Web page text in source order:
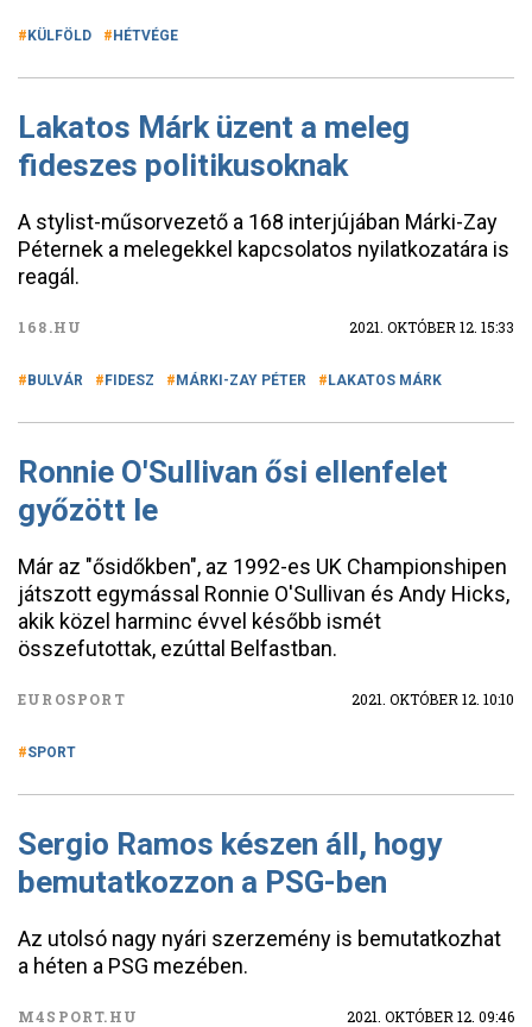
KÜLFÖLD HÉTVÉGE
Lakatos Márk üzent a meleg
fideszes politikusoknak
A stylist-műsorvezető a 168 interjújában Márki-Zay
Péternek a melegekkel kapcsolatos nyilatkozatára is
reagál.
168.HU 2021. OKTÓBER 12. 15:33
BULVÁR FIDESZ MÁRKI-ZAY PÉTER LAKATOS MÁRK
Ronnie O'Sullivan ősi ellenfelet
győzött le
Már az "ősidőkben", az 1992-es UK Championshipen
játszott egymással Ronnie O'Sullivan és Andy Hicks,
akik közel harminc évvel később ismét
összefutottak, ezúttal Belfastban.
EUROSPORT 2021. OKTÓBER 12. 10:10
SPORT
Sergio Ramos készen áll, hogy
bemutatkozzon a PSG-ben
Az utolsó nagy nyári szerzemény is bemutatkozhat
a héten a PSG mezében.
M4SPORT.HU 2021. OKTÓBER 12. 09:46